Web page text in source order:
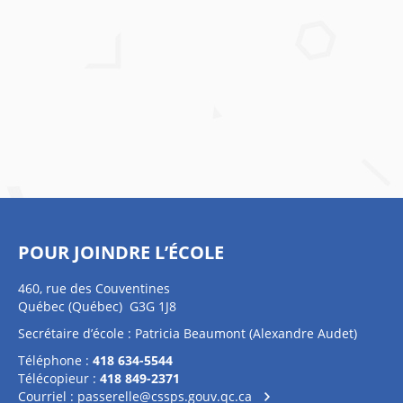
POUR JOINDRE L’ÉCOLE
460, rue des Couventines
Québec (Québec) G3G 1J8
Secrétaire d’école : Patricia Beaumont (Alexandre Audet)
Téléphone : 418 634-5544
Télécopieur : 418 849-2371
Courriel : passerelle@cssps.gouv.qc.ca